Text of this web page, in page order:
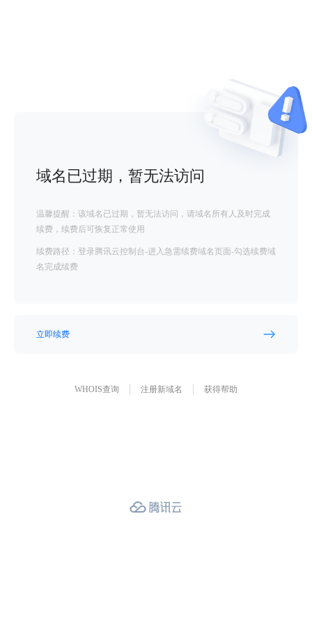
域名已过期，暂无法访问
温馨提醒：该域名已过期，暂无法访问，请域名所有人及时完成
续费，续费后可恢复正常使用
续费路径：登录腾讯云控制台-进入急需续费域名页面-勾选续费域
名完成续费
立即续费
WHOIS查询 注册新域名 获得帮助